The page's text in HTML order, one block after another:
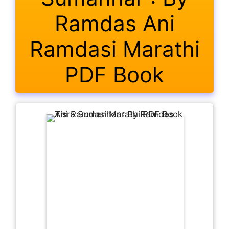
Ramdas Ani
Ramdasi Marathi
PDF Book